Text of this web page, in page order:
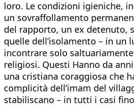
loro. Le condizioni igieniche,
un sovraffollamento
del rapporto, un ex detenuto,
quelle dell’isolamento – in un
incontrare solo
religiosi. Questi Hanno da
una cristiana coraggiosa che
complicità dell’imam del
stabiliscano – in tutti i casi